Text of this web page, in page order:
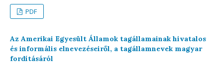
PDF
Az Amerikai Egyesült Államok tagállamainak hivatalos
és informális elnevezéseiről, a tagállamnevek magyar
fordításáról